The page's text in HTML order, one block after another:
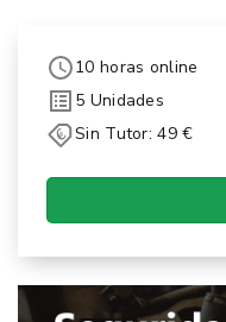
10 horas online
5 Unidades
Sin Tutor: 49 €